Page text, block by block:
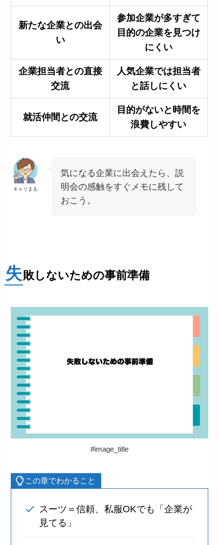
新たな企業との出会
い
参加企業が多すぎて
目的の企業を見つけ
にくい
企業担当者との直接
交流
人気企業では担当者
と話しにくい
就活仲間との交流
目的がないと時間を
浪費しやすい
キャリまる
気になる企業に出会えたら、説
明会の感触をすぐメモに残して
おこう。
失敗しないための事前準備
#image_title
この章でわかること
スーツ＝信頼、私服OKでも「企業が
見てる」